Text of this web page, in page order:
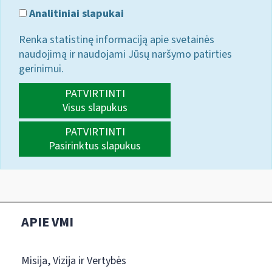
Analitiniai slapukai
Renka statistinę informaciją apie svetainės
naudojimą ir naudojami Jūsų naršymo patirties
gerinimui.
PATVIRTINTI
Visus slapukus
PATVIRTINTI
Pasirinktus slapukus
APIE VMI
Misija, Vizija ir Vertybės